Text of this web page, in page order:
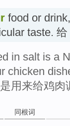
food or
taste.
in salt is a
chicken
用来给鸡
同根词